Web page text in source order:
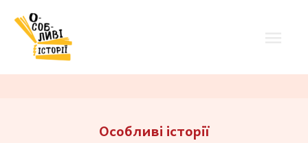
Особливі історії